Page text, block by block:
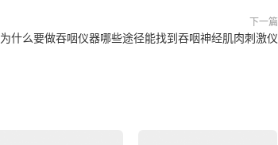
下一篇
为什么要做吞咽仪器哪些途径能找到吞咽神经肌肉刺激仪